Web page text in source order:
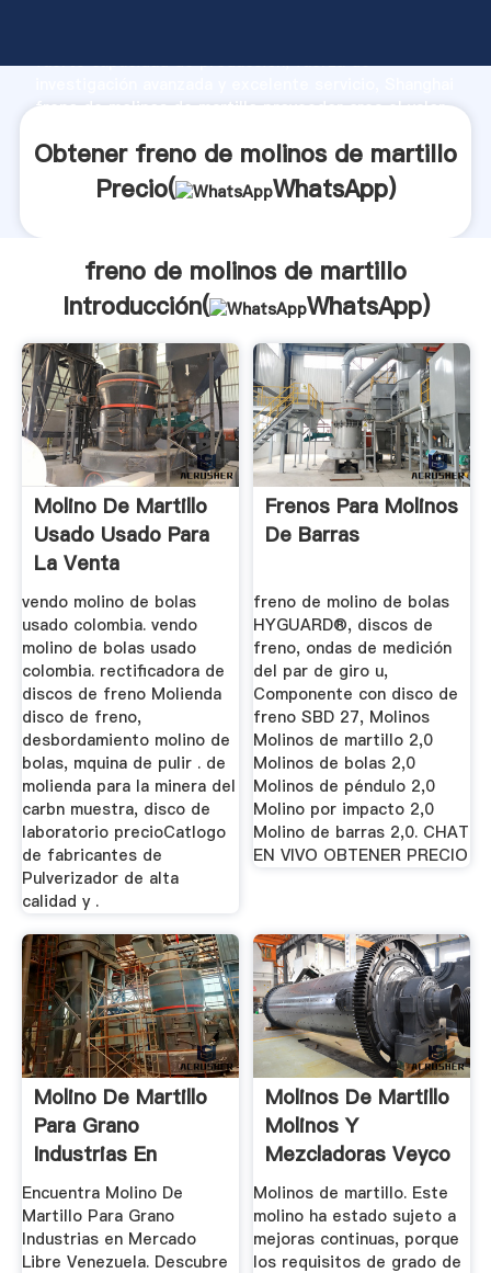
fuerte capacidad de producción, fuerza de
freno de molinos de martillo proveedor crea el valor
Obtener freno de molinos de martillo
Precio(
WhatsApp)
freno de molinos de martillo
Introducción(
WhatsApp)
Molino De Martillo
Usado Usado Para
La Venta
vendo molino de bolas
usado colombia. vendo
molino de bolas usado
colombia. rectificadora de
discos de freno Molienda
disco de freno,
desbordamiento molino de
bolas, mquina de pulir . de
molienda para la minera del
carbn muestra, disco de
laboratorio precioCatlogo
de fabricantes de
Pulverizador de alta
calidad y .
Frenos Para Molinos
De Barras
freno de molino de bolas
HYGUARD®, discos de
freno, ondas de medición
del par de giro u,
Componente con disco de
freno SBD 27, Molinos
Molinos de martillo 2,0
Molinos de bolas 2,0
Molinos de péndulo 2,0
Molino por impacto 2,0
Molino de barras 2,0. CHAT
EN VIVO OBTENER PRECIO
Molino De Martillo
Para Grano
Industrias En
Mercado ...
Encuentra Molino De
Martillo Para Grano
Industrias en Mercado
Libre Venezuela. Descubre
Molinos De Martillo
Molinos Y
Mezcladoras Veyco
Molinos de martillo. Este
molino ha estado sujeto a
mejoras continuas, porque
los requisitos de grado de